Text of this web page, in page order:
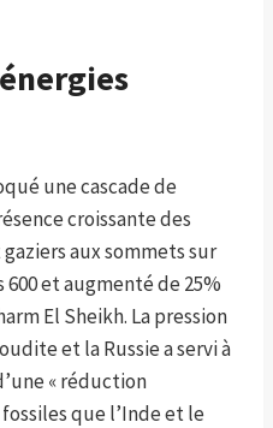
une cascade de
croissante des
aux sommets sur
et augmenté de 25%
El Sheikh. La pression
et la Russie a servi à
« réduction
que l’Inde et le